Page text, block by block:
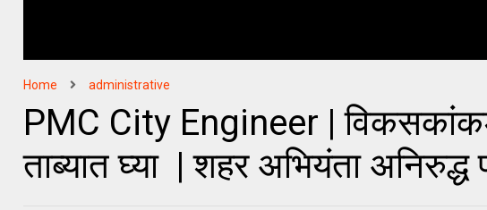
Home administrative
PMC City Engineer |
ताब्यात घ्या | शहर अभियंता